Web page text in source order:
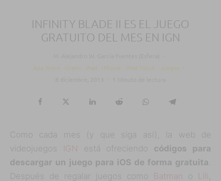
INFINITY BLADE II ES EL JUEGO
GRATUITO DEL MES EN IGN
App Store
Gratis iPad iPhone iPod Touch Juegos
Como cada mes (y que siga así), la web de
videojuegos
IGN está ofreciendo códigos para
descargar un juego para iOS de forma gratuita
Después de regalar juegos como Batman o